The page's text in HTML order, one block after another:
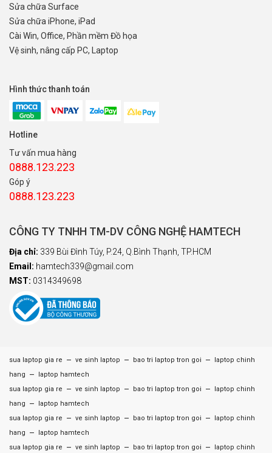
Sửa chữa Surface
Sửa chữa iPhone, iPad
Cài Win, Office, Phần mềm Đồ họa
Vệ sinh, nâng cấp PC, Laptop
Hình thức thanh toán
Hotline
Tư vấn mua hàng
0888.123.223
Góp ý
0888.123.223
CÔNG TY TNHH TM-DV CÔNG NGHỆ HAMTECH
Địa chỉ: 339 Bùi Đình Túy, P.24, Q.Bình Thạnh, TP.HCM
Email: hamtech339@gmail.com
MST: 0314349698
sua laptop gia re – ve sinh laptop – bao tri laptop tron goi –
laptop chinh
hang
–
laptop hamtech
sua laptop gia re
– ve sinh laptop – bao tri laptop tron goi –
laptop chinh
hang
–
laptop hamtech
sua laptop gia re
– ve sinh laptop – bao tri laptop tron goi –
laptop chinh
hang
–
laptop hamtech
sua laptop gia re
– ve sinh laptop – bao tri laptop tron goi – laptop chinh